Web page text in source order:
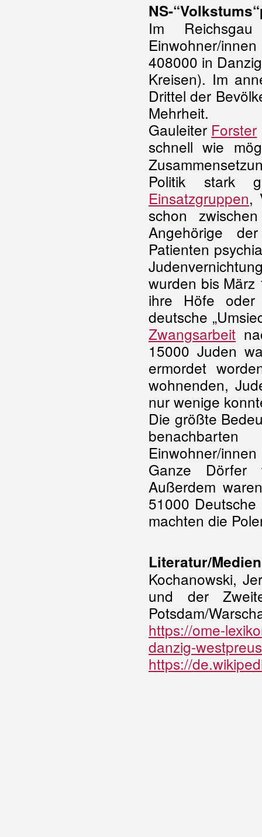
NS-
Im
Einwohner/
408000 in
Kreisen). Im
Drittel der
Mehrheit.
Gauleiter Forster
schnell wie
Politik stark
Einsatzgruppen,
schon
Angehörige
Patienten
wurden bis
ihre Höfe oder
deutsche
Zwangsarbeit
15000 Juden
ermordet
wohnenden,
nur wenige
Die größte
Einwohner/
Ganze Dörfer
Außerdem
51000
machten die
Literatur/Medien
Kochanowski,
und der
Potsdam/
https://ome-
danzig-
https://